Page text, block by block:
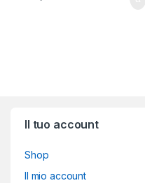
Il tuo account
Shop
Il mio account